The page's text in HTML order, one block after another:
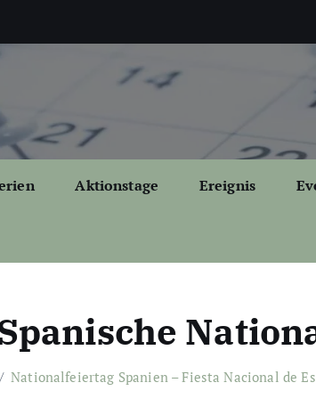
Aktionstage Ereignis
Nationalfeiertag Spanien – Fiesta Nacional de